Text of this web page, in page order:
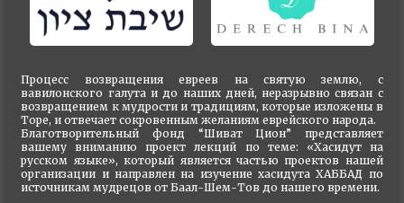
Процесс возвращения евреев на святую землю, с
вавилонского галута и до наших дней, неразрывно связан с
возвращением к мудрости и традициям, которые изложены в
Торе, и отвечает сокровенным желаниям еврейского народа.
Благотворительный фонд “Шиват Цион” представляет
вашему вниманию проект лекций по теме: «Хасидут на
русском языке», который является частью проектов нашей
организации и направлен на изучение хасидута ХАББАД по
источникам мудрецов от Баал-Шем-Тов до нашего времени.